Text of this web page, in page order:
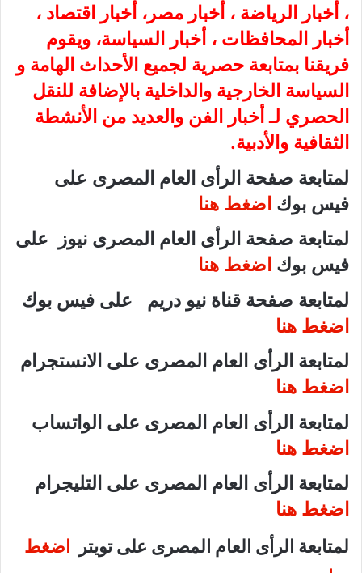
، أخبار الرياضة ، أخبار مصر، أخبار اقتصاد ،
أخبار المحافظات ، أخبار السياسة، ويقوم
فريقنا بمتابعة حصرية لجميع الأحداث الهامة و
السياسة الخارجية والداخلية بالإضافة للنقل
الحصري لـ أخبار الفن والعديد من الأنشطة
الثقافية والأدبية.
لمتابعة صفحة الرأى العام المصرى على
فيس بوك اضغط هنا
لمتابعة صفحة الرأى العام المصرى نيوز على
فيس بوك اضغط هنا
لمتابعة صفحة قناة نيو دريم على فيس بوك
اضغط هنا
لمتابعة الرأى العام المصرى على الانستجرام
اضغط هنا
لمتابعة الرأى العام المصرى على الواتساب
اضغط هنا
لمتابعة الرأى العام المصرى على التليجرام
اضغط هنا
لمتابعة الرأى العام المصرى على تويتر اضغط